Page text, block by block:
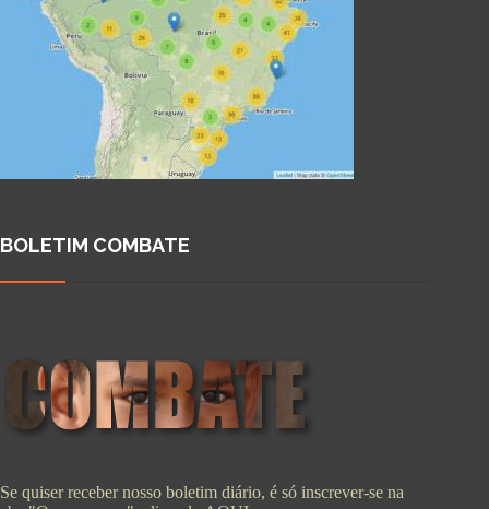
BOLETIM COMBATE
Se quiser receber nosso boletim diário, é só inscrever-se na